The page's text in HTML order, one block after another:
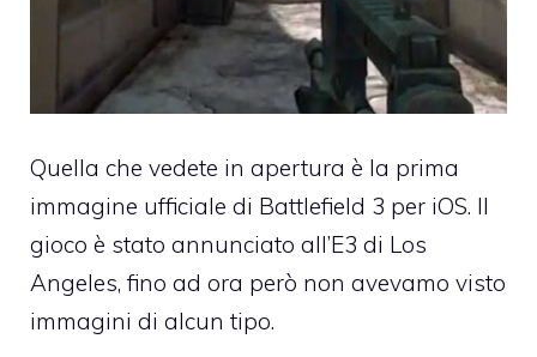
Quella che vedete in apertura è la prima
immagine ufficiale di Battlefield 3 per iOS. Il
gioco è stato annunciato all’E3 di Los
Angeles, fino ad ora però non avevamo visto
immagini di alcun tipo.